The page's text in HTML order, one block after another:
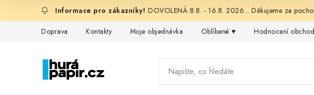
DOVOLENÁ 8.8. - 16.8. 2026... Děkujeme za
Doprava Kontakty Moje objednávka Oblíbené ♥️ Hodnocení